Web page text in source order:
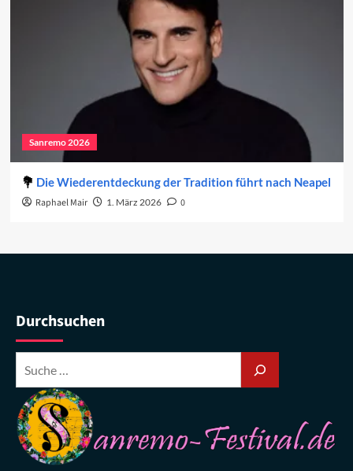
Sanremo 2026
Die Wiederentdeckung der Tradition führt nach Neapel
Raphael Mair 1. März 2026 0
Durchsuchen